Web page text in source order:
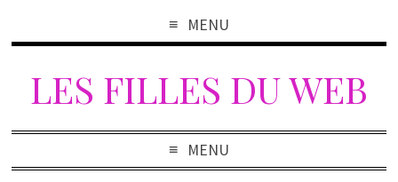
MENU
LES FILLES DU WEB
MENU